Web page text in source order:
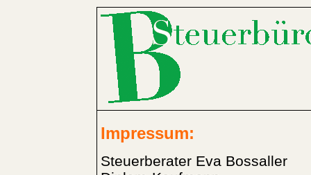
Impressum:
Steuerberater Eva Bossaller